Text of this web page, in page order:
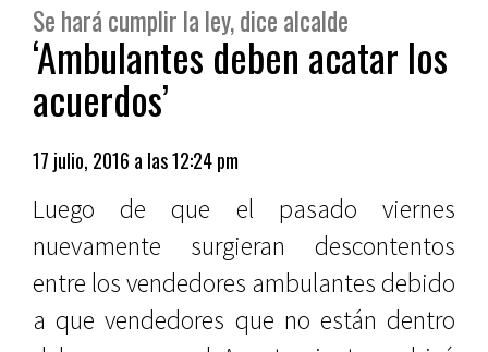
Se hará cumplir la ley, dice alcalde
‘Ambulantes deben acatar los
acuerdos’
17 julio, 2016 a las 12:24 pm
Luego de que el pasado viernes
nuevamente surgieran descontentos
entre los vendedores ambulantes debido
a que vendedores que no están dentro